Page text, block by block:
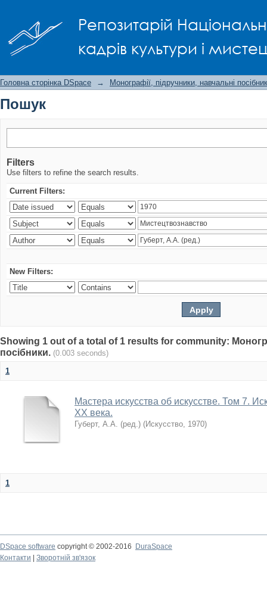
Репозитарій
кадрів культури і
Головна сторінка DSpace → Монографії, підручники, навчальні
Пошук
Filters
Use filters to refine the search results.
Current Filters:
New Filters:
Showing 1 out of a total of 1 results for community:
посібники. (0.003 seconds)
1
Мастера искусства об искусстве. Том 7.
ХХ века.
Губерт, А.А. (ред.) (Искусство, 1970)
1
DSpace software copyright © 2002-2016
DuraSpace
Контакти
Зворотній зв'язок